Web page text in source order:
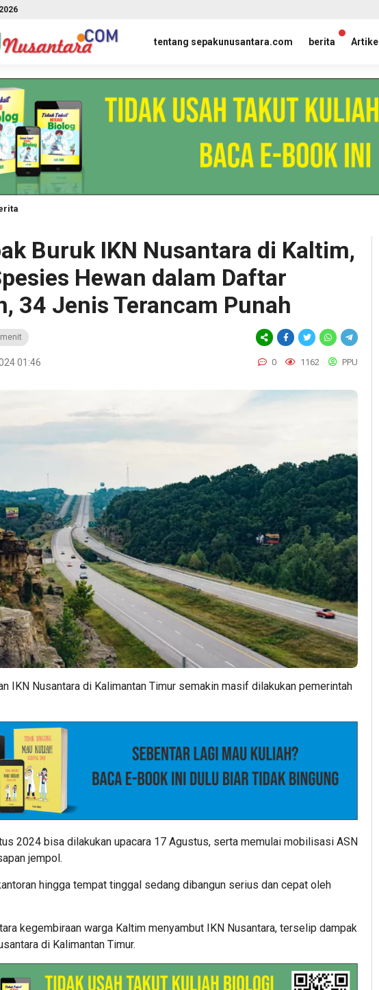
tentang sepakunusantara.com berita Artikel
Buruk IKN Nusantara di Kaltim,
Hewan dalam Daftar
34 Jenis Terancam Punah
01:46 0 1162 PPU
IKN Nusantara di Kalimantan Timur semakin masif dilakukan pemerintah
2024 bisa dilakukan upacara 17 Agustus, serta memulai mobilisasi ASN
jempol.
hingga tempat tinggal sedang dibangun serius dan cepat oleh
kegembiraan warga Kaltim menyambut IKN Nusantara, terselip dampak
di Kalimantan Timur.